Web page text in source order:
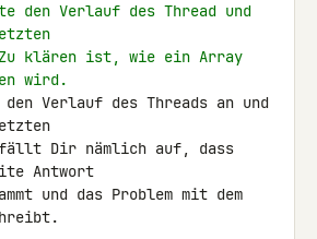
den Verlauf des Thread und
klären ist, wie ein Array
wird.
Verlauf des Threads an und
fällt Dir nämlich auf, dass
Antwort
und das Problem mit dem